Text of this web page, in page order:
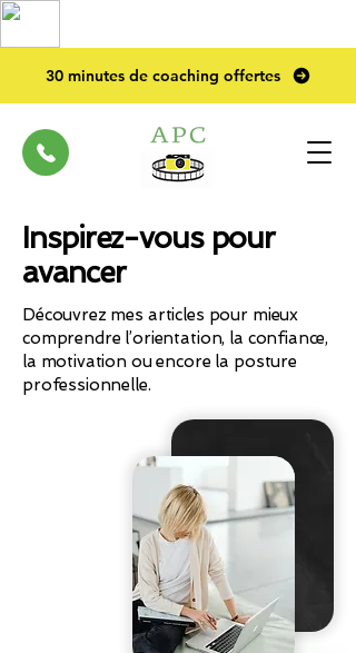
30 minutes de coaching offertes
Inspirez-vous pour
avancer
Découvrez mes articles pour mieux
comprendre l’orientation, la confiance,
la motivation ou encore la posture
professionnelle.